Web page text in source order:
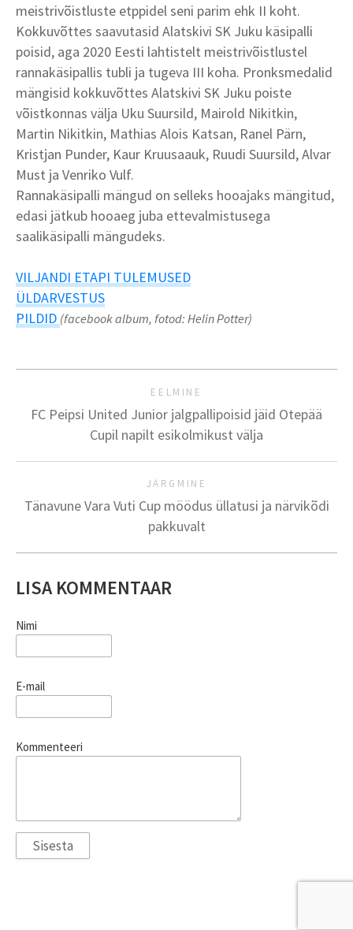
meistrivõistluste etppidel seni parim ehk II koht.
Kokkuvõttes saavutasid Alatskivi SK Juku käsipalli
poisid, aga 2020 Eesti lahtistelt meistrivõistlustel
rannakäsipallis tubli ja tugeva III koha. Pronksmedalid
mängisid kokkuvõttes Alatskivi SK Juku poiste
võistkonnas välja Uku Suursild, Mairold Nikitkin,
Martin Nikitkin, Mathias Alois Katsan, Ranel Pärn,
Kristjan Punder, Kaur Kruusaauk, Ruudi Suursild, Alvar
Must ja Venriko Vulf.
Rannakäsipalli mängud on selleks hooajaks mängitud,
edasi jätkub hooaeg juba ettevalmistusega
saalikäsipalli mängudeks.
VILJANDI ETAPI TULEMUSED
ÜLDARVESTUS
PILDID (facebook album, fotod: Helin Potter)
EELMINE
FC Peipsi United Junior jalgpallipoisid jäid Otepää
Cupil napilt esikolmikust välja
JÄRGMINE
Tänavune Vara Vuti Cup möödus üllatusi ja närvikõdi
pakkuvalt
LISA KOMMENTAAR
Nimi
E-mail
Kommenteeri